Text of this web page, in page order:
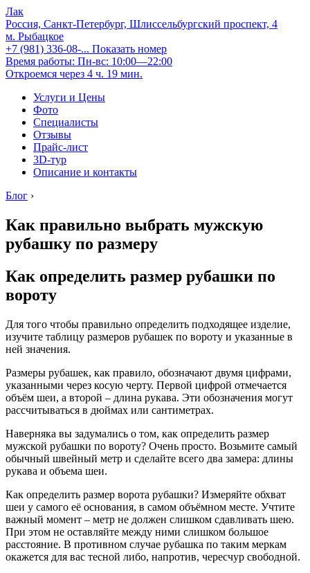
Лак
Россия, Санкт-Петербург, Шлиссельбургский проспект, 4
м. Рыбацкое
+7 (981) 336-08-... Показать номер
Время работы: Пн-вс: 10:00—22:00
Откроемся через 4 ч. 19 мин.
Услуги и Цены
Фото
Специалисты
Отзывы
Прайс-лист
3D-тур
Описание и контакты
Блог ›
Как правильно выбрать мужскую
рубашку по размеру
Как определить размер рубашки по
вороту
Для того чтобы правильно определить подходящее изделие,
изучите таблицу размеров рубашек по вороту и указанные в
ней значения.
Размеры рубашек, как правило, обозначают двумя цифрами,
указанными через косую черту. Первой цифрой отмечается
объём шеи, а второй – длина рукава. Эти обозначения могут
рассчитываться в дюймах или сантиметрах.
Наверняка вы задумались о том, как определить размер
мужской рубашки по вороту? Очень просто. Возьмите самый
обычный швейный метр и сделайте всего два замера: длины
рукава и объема шеи.
Как определить размер ворота рубашки? Измеряйте обхват
шеи у самого её основания, в самом объёмном месте. Учтите
важный момент – метр не должен слишком сдавливать шею.
При этом не оставляйте между ними слишком большое
расстояние. В противном случае рубашка по таким меркам
окажется для вас тесной либо, напротив, чересчур свободной.